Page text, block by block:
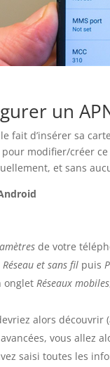
un
fait d’insérer sa
modifier/créer
et sans
de votre
Réseau et sans fil puis
ongletRéseaux mobiles
alors découvrir
vous allez
saisi toutes les